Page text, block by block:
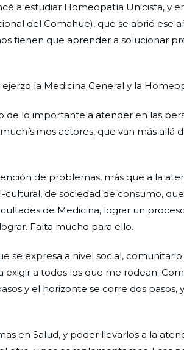
a estudiar Homeopatía Unicista, y
del Comahue), que se abrió ese
tienen que aprender a solucionar
la Medicina General y la
lo importante a atender en las
actores, que van más allá
de problemas, más que a la
de sociedad de consumo,
de Medicina, lograr un
Falta mucho para ello.
se expresa a nivel social,
a todos los que me rodean.
y el horizonte se corre dos pasos,
en Salud, y poder llevarlos a la